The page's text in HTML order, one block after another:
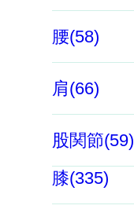
腰(58)
肩(66)
股関節(59)
膝(335)